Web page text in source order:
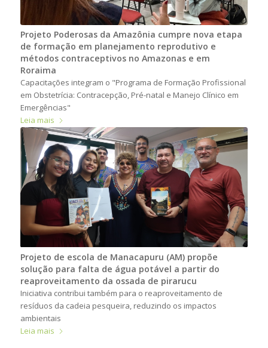
Projeto Poderosas da Amazônia cumpre nova etapa
de formação em planejamento reprodutivo e
métodos contraceptivos no Amazonas e em
Roraima
Capacitações integram o "Programa de Formação Profissional
em Obstetrícia: Contracepção, Pré-natal e Manejo Clínico em
Emergências"
Leia mais
Projeto de escola de Manacapuru (AM) propõe
solução para falta de água potável a partir do
reaproveitamento da ossada de pirarucu
Iniciativa contribui também para o reaproveitamento de
resíduos da cadeia pesqueira, reduzindo os impactos
ambientais
Leia mais